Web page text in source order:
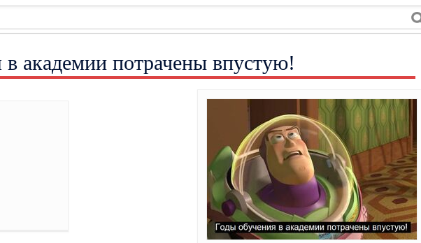
в академии потрачены впустую!